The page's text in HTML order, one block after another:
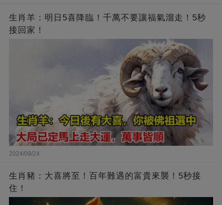
生肖羊：明日5喜降臨！千萬不要讓福氣溜走！5秒
接回家！
2024/09/24
生肖豬：大喜將至！百年難遇的富貴來襲！5秒接
住！